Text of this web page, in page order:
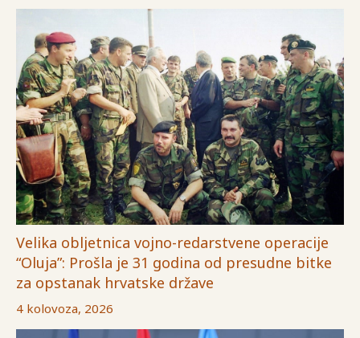
Velika obljetnica vojno-redarstvene operacije
“Oluja”: Prošla je 31 godina od presudne bitke
za opstanak hrvatske države
4 kolovoza, 2026